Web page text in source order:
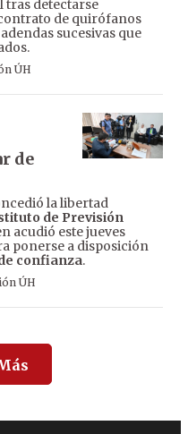
tras detectarse
de quirófanos
sucesivas que
ÚH
de
la libertad
de Previsión
acudió este jueves
ponerse a disposición
confianza.
ÚH